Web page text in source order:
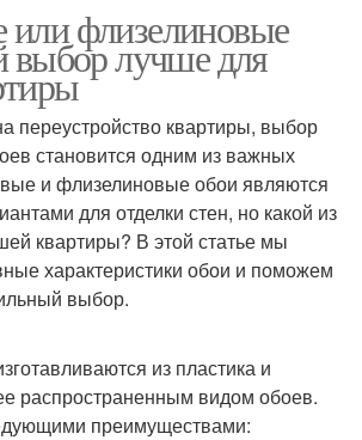
флизелиновые
выбор лучше для
переустройство квартиры, выбор
становится одним из важных
и флизелиновые обои являются
для отделки стен, но какой из
квартиры? В этой статье мы
характеристики обои и поможем
выбор.
из пластика и
распространенным видом обоев.
преимуществами: